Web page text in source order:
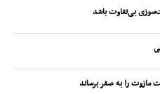
بی‌تفاوت باشد
مازوت را به صفر برساند